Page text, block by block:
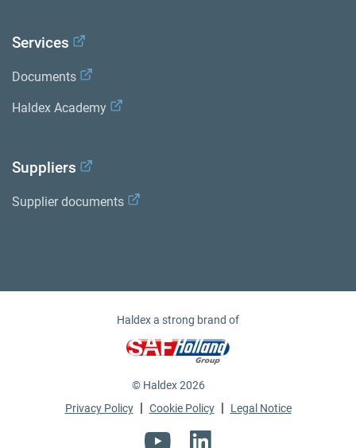
Services
Documents
Haldex Academy
Suppliers
Supplier documents
Haldex a strong brand of
© Haldex 2026
Privacy Policy | Cookie Policy | Legal Notice